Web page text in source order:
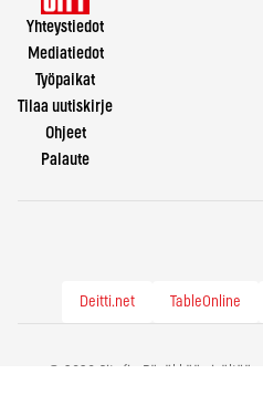
Yhteystiedot
Mediatiedot
Työpaikat
Tilaa uutiskirje
Ohjeet
Palaute
Deitti.net TableOnline